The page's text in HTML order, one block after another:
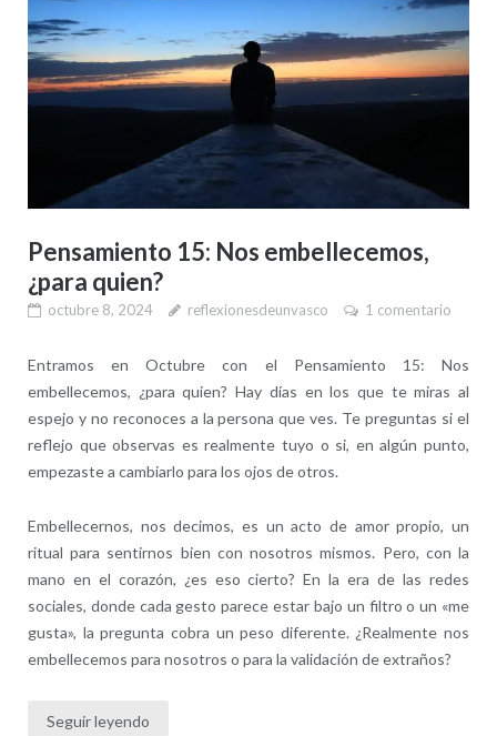
Pensamiento 15: Nos embellecemos,
¿para quien?
octubre 8, 2024 reflexionesdeunvasco 1 comentario
Entramos en Octubre con el Pensamiento 15: Nos
embellecemos, ¿para quien? Hay días en los que te miras al
espejo y no reconoces a la persona que ves. Te preguntas si el
reflejo que observas es realmente tuyo o si, en algún punto,
empezaste a cambiarlo para los ojos de otros.
Embellecernos, nos decimos, es un acto de amor propio, un
ritual para sentirnos bien con nosotros mismos. Pero, con la
mano en el corazón, ¿es eso cierto? En la era de las redes
sociales, donde cada gesto parece estar bajo un filtro o un «me
gusta», la pregunta cobra un peso diferente. ¿Realmente nos
embellecemos para nosotros o para la validación de extraños?
Seguir leyendo